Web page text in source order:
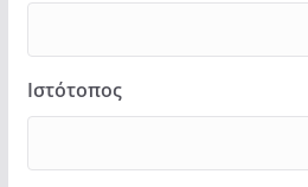
Ιστότοπος